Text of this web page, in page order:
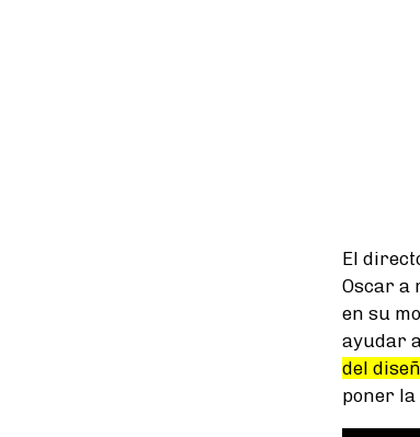
El
Oscar a
en su
ayudar
del
poner la